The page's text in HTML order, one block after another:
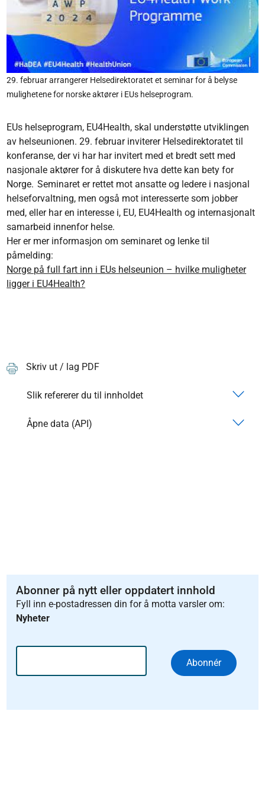
29. februar arrangerer Helsedirektoratet et seminar for å belyse
mulighetene for norske aktører i EUs helseprogram.
EUs helseprogram, EU4Health, skal understøtte utviklingen
av helseunionen. 29. februar inviterer Helsedirektoratet til
konferanse, der vi har har invitert med et bredt sett med
nasjonale aktører for å diskutere hva dette kan bety for
Norge. Seminaret er rettet mot ansatte og ledere i nasjonal
helseforvaltning, men også mot interesserte som jobber
med, eller har en interesse i, EU, EU4Health og internasjonalt
samarbeid innenfor helse.
Her er mer informasjon om seminaret og lenke til
påmelding:
Norge på full fart inn i EUs helseunion – hvilke muligheter
ligger i EU4Health?
Skriv ut / lag PDF
Slik refererer du til innholdet
Åpne data (API)
Abonner på nytt eller oppdatert innhold
Fyll inn e-postadressen din for å motta varsler om:
Nyheter
Abonnér